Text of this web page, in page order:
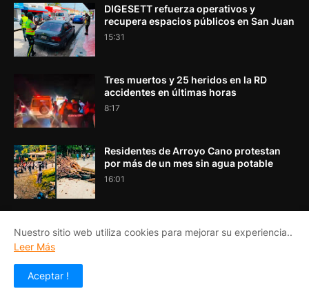
DIGESETT refuerza operativos y
recupera espacios públicos en San Juan
15:31
Tres muertos y 25 heridos en la RD
accidentes en últimas horas
8:17
Residentes de Arroyo Cano protestan
por más de un mes sin agua potable
16:01
Copyright ©
INICIO
Nuestro sitio web utiliza cookies para mejorar su experiencia..
Leer Más
Aceptar !